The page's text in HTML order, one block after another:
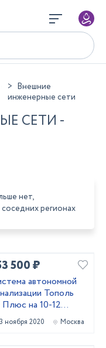
Внешние
инженерные сети
СЕТИ -
нет,
регионах
500 ₽
автономной
Тополь
Плюс на 10-12
3 ноября 2020 Москва